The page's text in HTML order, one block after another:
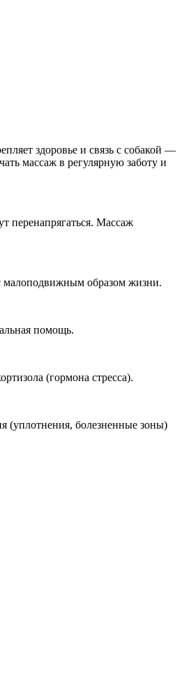
здоровье и связь с собакой —
массаж в регулярную заботу и
перенапрягаться. Массаж
малоподвижным образом жизни.
помощь.
(гормона стресса).
(уплотнения, болезненные зоны)